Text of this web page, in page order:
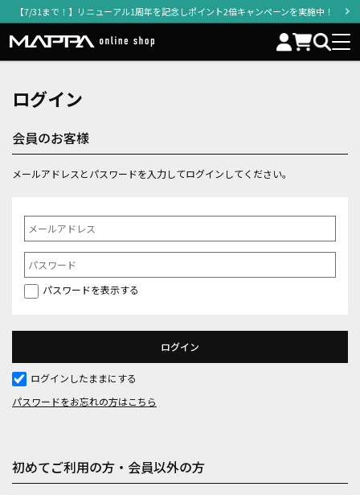
【7/31まで！】リニューアル1周年を記念しポイント2倍キャンペーンを実施中！
ログイン
会員のお客様
メールアドレスとパスワードを入力してログインしてください。
パスワードを表示する
ログインしたままにする
パスワードをお忘れの方はこちら
初めてご利用の方・会員以外の方